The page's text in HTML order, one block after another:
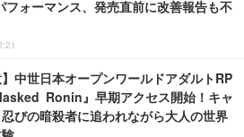
フォーマンス、発売直前に改善報告も不
】中世日本オープンワールドアダルトRP
Ronin』早期アクセス開始！キャ
びの暗殺者に追われながら大人の世界